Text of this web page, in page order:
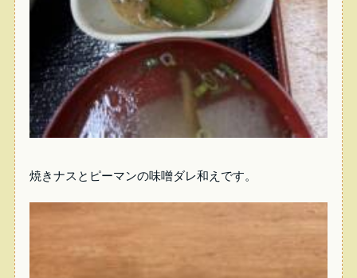
焼きナスとピーマンの味噌ダレ和えです。